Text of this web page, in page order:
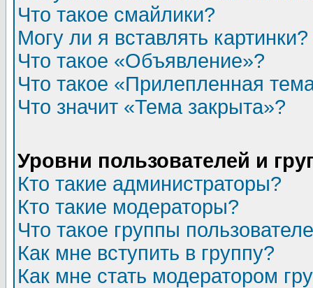
Что такое смайлики?
Могу ли я вставлять картинки?
Что такое «Объявление»?
Что такое «Прилепленная
Что значит «Тема закрыта»?
Уровни пользователей и
Кто такие администраторы?
Кто такие модераторы?
Что такое группы
Как мне вступить в группу?
Как мне стать модератором